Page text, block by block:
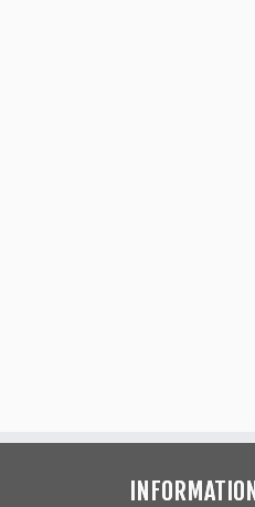
INFORMATION